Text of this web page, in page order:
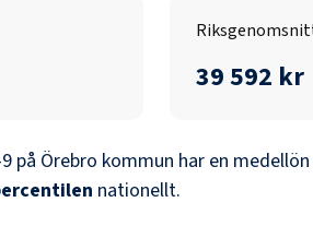
39 592 kr
på Örebro kommun har en
nationellt.